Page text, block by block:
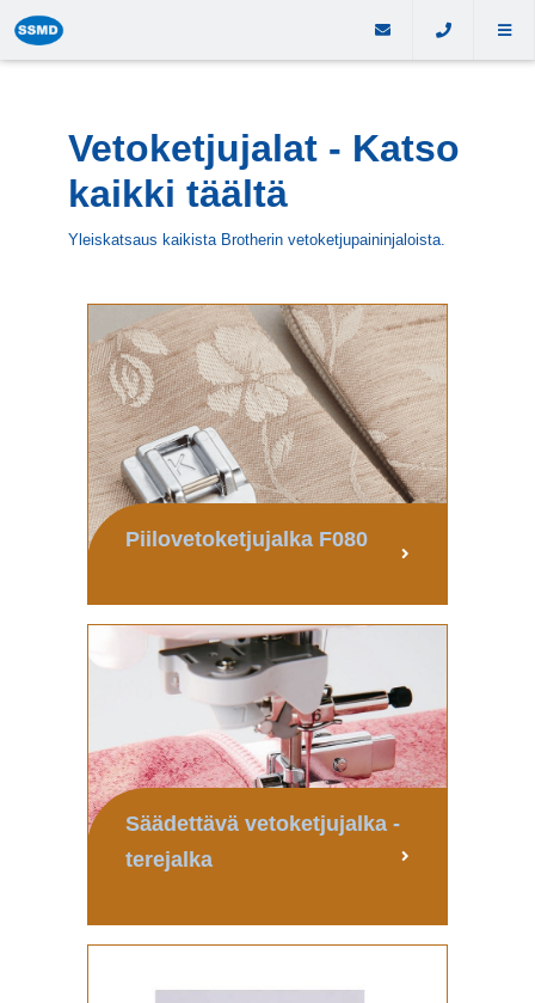
Vetoketjujalat - Katso
kaikki täältä
Yleiskatsaus kaikista Brotherin vetoketjupaininjaloista.
Piilovetoketjujalka F080
Säädettävä vetoketjujalka -
terejalka